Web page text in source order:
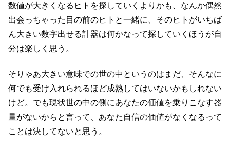
数値が大きくなるヒトを探していくよりかも、なんか偶然
出会っちゃった目の前のヒトと一緒に、そのヒトがいちば
ん大きい数字出せる計器は何かなって探していくほうが自
分は楽しく思う。
そりゃあ大きい意味での世の中というのはまだ、そんなに
何でも受け入れられるほど成熟してはいないかもしれない
けど。でも現状世の中の側にあなたの価値を乗りこなす器
量がないからと言って、あなた自信の価値がなくなるって
ことは決してないと思う。